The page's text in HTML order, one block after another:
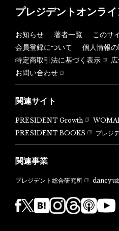
プレジデントオンラ
お知らせ 著者一覧
このサ
会員登録について
個人情報
特定商取引法に基づく表示
お問い合わせ
関連サイト
PRESIDENT Growth
PRESIDENT BOOKS
プレジ
関連事業
プレジデント総合研究所 dancyu